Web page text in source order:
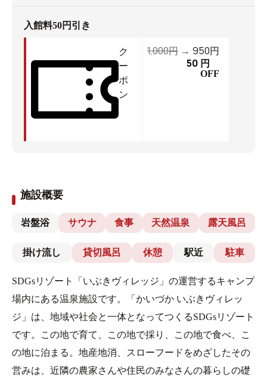
入館料50円引き
ク
ー
ポ
ン
1,000円 → 950円
50 円
OFF
施設概要
岩盤浴 サウナ 食事 天然温泉 露天風呂
掛け流し 貸切風呂 休憩 駅近 駐車
SDGsリゾート「いぶきヴィレッジ」の運営するキャンプ
場内にある温泉施設です。「かいづか いぶきヴィレッ
ジ」は、地域や社会と一体となってつくるSDGsリゾート
です。この地で育て、この地で採り、この地で食べ、こ
の地に泊まる。地産地消、スローフードをめざしたその
営みは、近隣の農家さんや住民のみなさんの暮らしの礎